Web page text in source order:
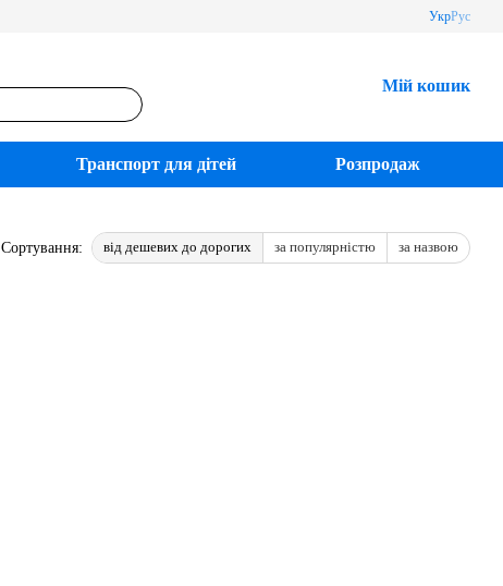
УкрРус
Мій кошик
Транспорт для дітей Розпродаж
Сортування: від дешевих до дорогих за популярністю за назвою